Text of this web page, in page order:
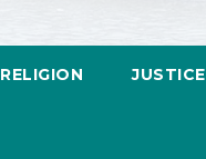
RELIGION JUSTICE